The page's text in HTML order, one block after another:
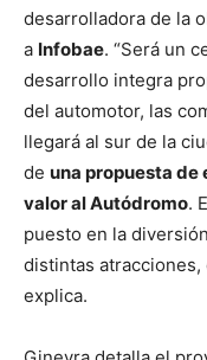
desarrolladora de la
a Infobae. “Será un
desarrollo integra
del automotor, las
llegará al sur de la
de una propuesta
valor al Autódromo.
puesto en la
distintas atracciones,
explica.